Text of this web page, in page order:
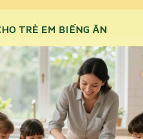
TRẺ EM BIẾNG ĂN